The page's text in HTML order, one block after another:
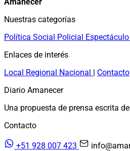
Nuestras categorías
Política Social Policial Espectáculo
Enlaces de interés
Local Regional Nacional | Contacto
Diario Amanecer
Una propuesta de prensa escrita
Contacto
+51 928 007 423